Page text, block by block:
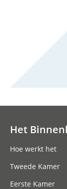
Het
Hoe werkt het
Tweede Kamer
Eerste Kamer